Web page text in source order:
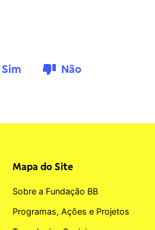
Sim Não
Mapa do Site
Sobre a Fundação BB
Programas, Ações e Projetos